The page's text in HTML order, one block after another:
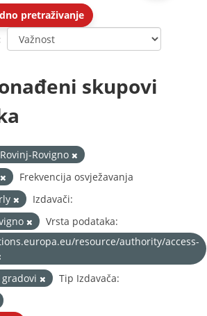
pretraživanje
skupovi
Rovigno
Frekvencija osvježavanja
Izdavači:
Vrsta podataka:
resource/authority/access-
Tip Izdavača: